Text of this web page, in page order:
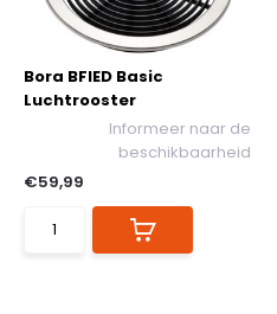
Bora BFIED Basic
Luchtrooster
Informeer naar de
beschikbaarheid
€59,99